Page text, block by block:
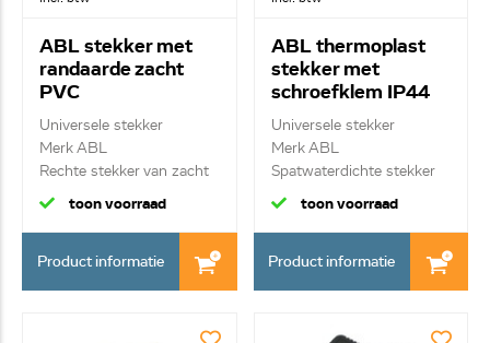
ABL stekker met
randaarde zacht
PVC
Universele stekker
Merk ABL
Rechte stekker van zacht
PVC m...
toon voorraad
Product informatie
ABL thermoplast
stekker met
schroefklem IP44
Universele stekker
Merk ABL
Spatwaterdichte stekker
16A
toon voorraad
Product informatie